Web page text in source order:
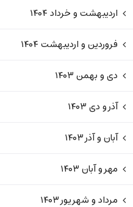
اردیبهشت و خرداد ۱۴۰۴
فروردین و اردیبهشت ۱۴۰۴
دی و بهمن ۱۴۰۳
آذر و دی ۱۴۰۳
آبان و آذر ۱۴۰۳
مهر و آبان ۱۴۰۳
مرداد و شهریور ۱۴۰۳